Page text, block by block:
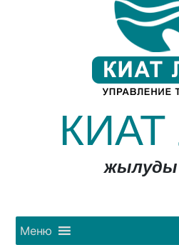
КИАТ
жылуды
Меню